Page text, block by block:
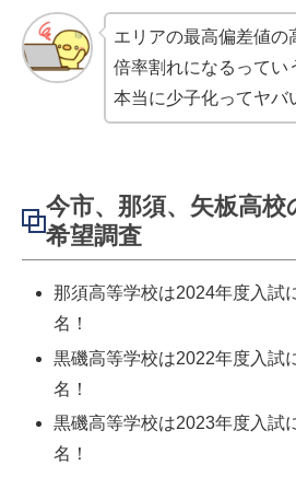
エリアの最高偏差値の
倍率割れになるってい
本当に少子化ってヤバ
今市、那須、矢板高校
希望調査
那須高等学校は2024年度入
名！
黒磯高等学校は2022年度入
名！
黒磯高等学校は2023年度入
名！